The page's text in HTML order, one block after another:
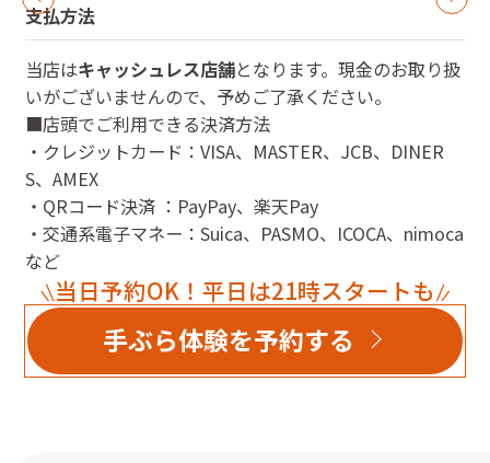
支払方法
当店はキャッシュレス店舗となります。現金のお取り扱
いがございませんので、予めご了承ください。
■店頭でご利用できる決済方法
・クレジットカード：VISA、MASTER、JCB、DINER
S、AMEX
・QRコード決済 ：PayPay、楽天Pay
・交通系電子マネー：Suica、PASMO、ICOCA、nimoca
など
当日予約OK！平日は21時スタートも
手ぶら体験を予約する